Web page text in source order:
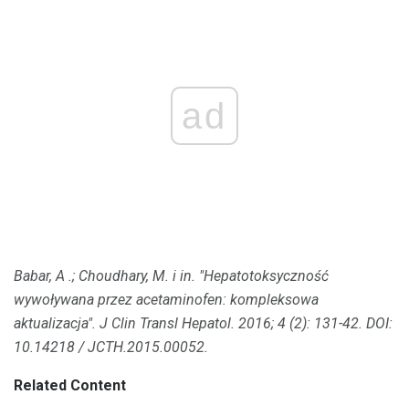
ad
Babar, A .; Choudhary, M. i in. "Hepatotoksyczność
wywoływana przez acetaminofen: kompleksowa
aktualizacja". J Clin Transl Hepatol. 2016; 4 (2): 131-42. DOI:
10.14218 / JCTH.2015.00052.
Related Content